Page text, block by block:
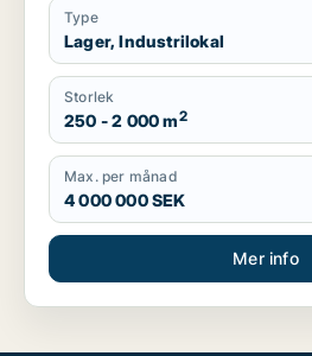
Type
Lager, Industrilokal
Storlek
250 - 2 000 m2
Max. per månad
4 000 000 SEK
Mer info